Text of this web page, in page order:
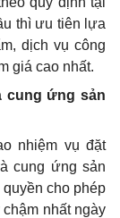
thì ưu tiên lựa
dịch vụ công
giá cao nhất.
cung ứng sản
nhiệm vụ đặt
cung ứng sản
quyền cho phép
nhất ngày